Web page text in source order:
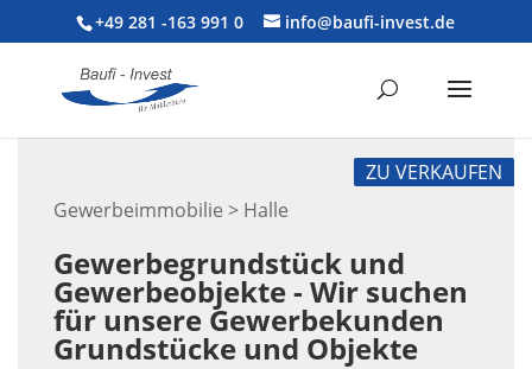
+49 281 -163 991 0 info@baufi-invest.de
Gewerbeimmobilie > Halle
ZU VERKAUFEN
Gewerbegrundstück und
Gewerbeobjekte - Wir suchen
für unsere Gewerbekunden
Grundstücke und Objekte